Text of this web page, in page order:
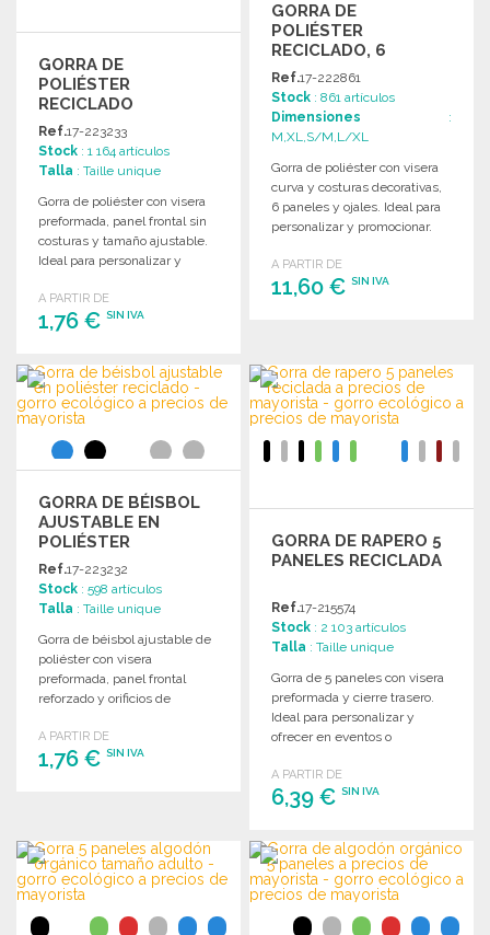
GORRA DE
POLIÉSTER
RECICLADO
AJUSTABLE 5
PANELES
Ref.17-223233
Stock : 1 164 artículos
Talla : Taille unique
Gorra de poliéster con visera
preformada, panel frontal sin
costuras y tamaño ajustable.
Ideal para personalizar y
A PARTIR DE
1,76 € SIN IVA
PEDIR
Solicitar un presupuesto
GORRA DE
POLIÉSTER
RECICLADO, 6
PANELES
Ref.17-222861
Stock : 861 artículos
Dimensiones :
M,XL,S/M,L/XL
Gorra de poliéster con visera
curva y costuras decorativas,
6 paneles y ojales. Ideal para
personalizar y promocionar.
A PARTIR DE
11,60 €SIN IVA
Solicitar un presupuesto
GORRA DE BÉISBOL
AJUSTABLE EN
POLIÉSTER
RECICLADO A
PRECIOS DE
MAYORISTA
Ref.17-223232
Stock : 598 artículos
Talla : Taille unique
Gorra de béisbol ajustable de
poliéster con visera
preformada, panel frontal
reforzado y orificios de
A PARTIR DE
1,76 € SIN IVA
Solicitar un presupuesto
GORRA DE RAPERO 5
PANELES RECICLADA
Ref.17-215574
Stock : 2 103 artículos
Talla : Taille unique
Gorra de 5 paneles con visera
preformada y cierre trasero.
Ideal para personalizar y
ofrecer en eventos o
A PARTIR DE
6,39 €SIN IVA
PEDIR
Solicitar un presupuesto